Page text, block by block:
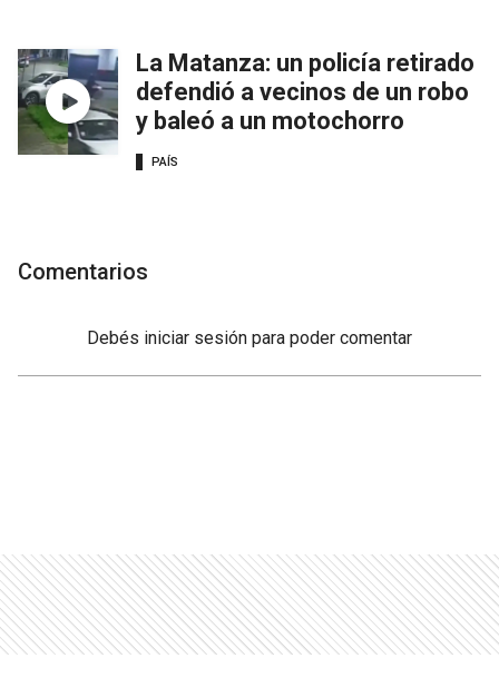
La Matanza: un policía retirado
defendió a vecinos de un robo
y baleó a un motochorro
PAÍS
Comentarios
Debés iniciar sesión para poder comentar